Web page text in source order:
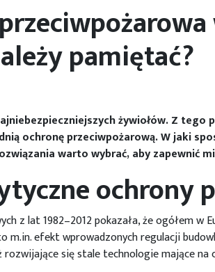
pamiętać?
żywiołów. Z
ochronę przeciwpożarową. W jaki
warto wybrać, aby zapewnić
ochrony
z lat 1982–2012 pokazała, że ogółem
m.in. efekt wprowadzonych regulacji
się stale technologie mające